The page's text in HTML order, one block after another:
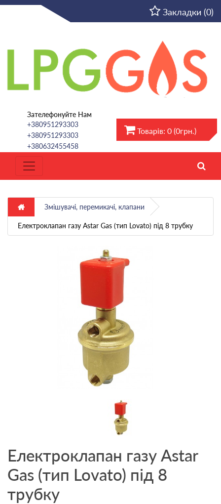
Закладки (0)
Зателефонуйте Нам
+380951293303
+380951293303
+380632455458
Товарів: 0 (0грн.)
Змішувачі, перемикачі, клапани
Електроклапан газу Astar Gas (тип Lovato) під 8 трубку
Електроклапан газу Astar
Gas (тип Lovato) під 8
трубку